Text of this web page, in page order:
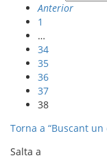
Anterior
1
…
34
35
36
37
38
Torna a “Buscant un
Salta a